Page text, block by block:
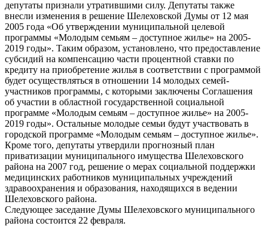
депутаты признали утратившими силу. Депутаты также
внесли изменения в решение Шелеховской Думы от 12 мая
2005 года «Об утверждении муниципальной целевой
программы «Молодым семьям – доступное жилье» на 2005-
2019 годы». Таким образом, установлено, что предоставление
субсидий на компенсацию части процентной ставки по
кредиту на приобретение жилья в соответствии с программой
будет осуществляться в отношении 14 молодых семей-
участников программы, с которыми заключены Соглашения
об участии в областной государственной социальной
программе «Молодым семьям – доступное жилье» на 2005-
2019 годы». Остальные молодые семьи будут участвовать в
городской программе «Молодым семьям – доступное жилье».
Кроме того, депутаты утвердили прогнозный план
приватизации муниципального имущества Шелеховского
района на 2007 год, решение о мерах социальной поддержки
медицинских работников муниципальных учреждений
здравоохранения и образования, находящихся в ведении
Шелеховского района.
Следующее заседание Думы Шелеховского муниципального
района состоится 22 февраля.